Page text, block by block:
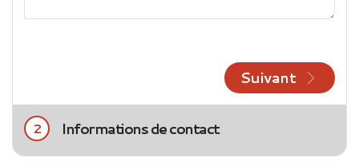
Suivant
2 Informations de contact